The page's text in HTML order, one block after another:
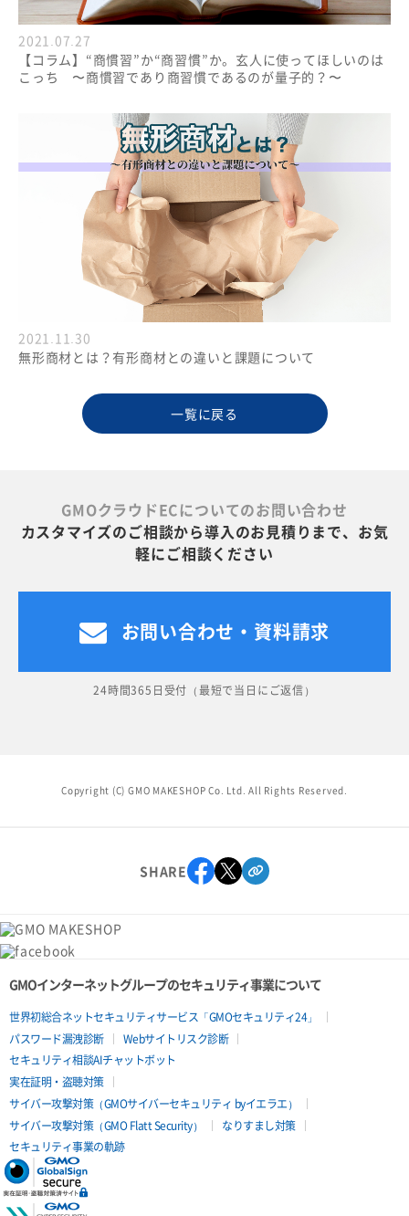
2021.07.27
【コラム】“商慣習”か“商習慣”か。玄人に使ってほしいのは
こっち 〜商慣習であり商習慣であるのが量子的？〜
2021.11.30
無形商材とは？有形商材との違いと課題について
一覧に戻る
GMOクラウドECについてのお問い合わせ
カスタマイズのご相談から導入のお見積りまで、お気
軽にご相談ください
お問い合わせ・資料請求
24時間365日受付（最短で当日にご返信）
Copyright (C) GMO MAKESHOP Co. Ltd. All Rights Reserved.
SHARE
GMOインターネットグループのセキュリティ事業について
世界初総合ネットセキュリティサービス「GMOセキュリティ24」
パスワード漏洩診断
Webサイトリスク診断
セキュリティ相談AIチャットボット
実在証明・盗聴対策
サイバー攻撃対策（GMOサイバーセキュリティ byイエラエ）
サイバー攻撃対策（GMO Flatt Security）
なりすまし対策
セキュリティ事業の軌跡